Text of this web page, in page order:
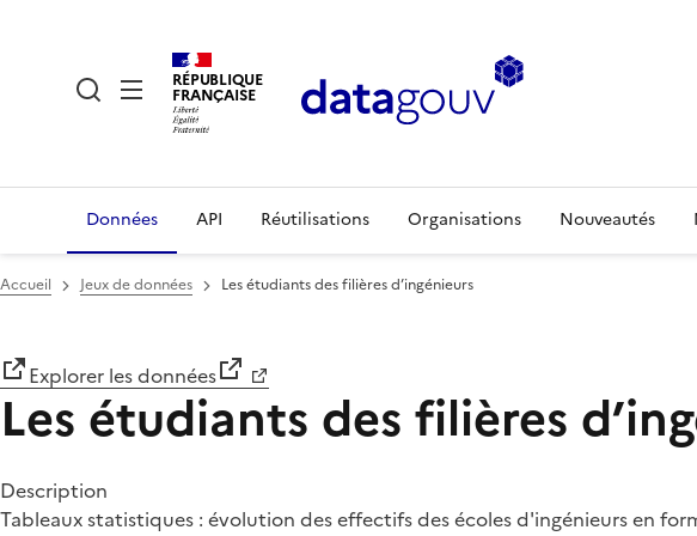
RÉPUBLIQUE
FRANÇAISE
Données API Réutilisations Organisations Nouveautés
Accueil Jeux de données Les étudiants des filières d’ingénieurs
Explorer les données
Les étudiants des filières
Description
Tableaux statistiques : évolution des effectifs des écoles d'ingénieurs en